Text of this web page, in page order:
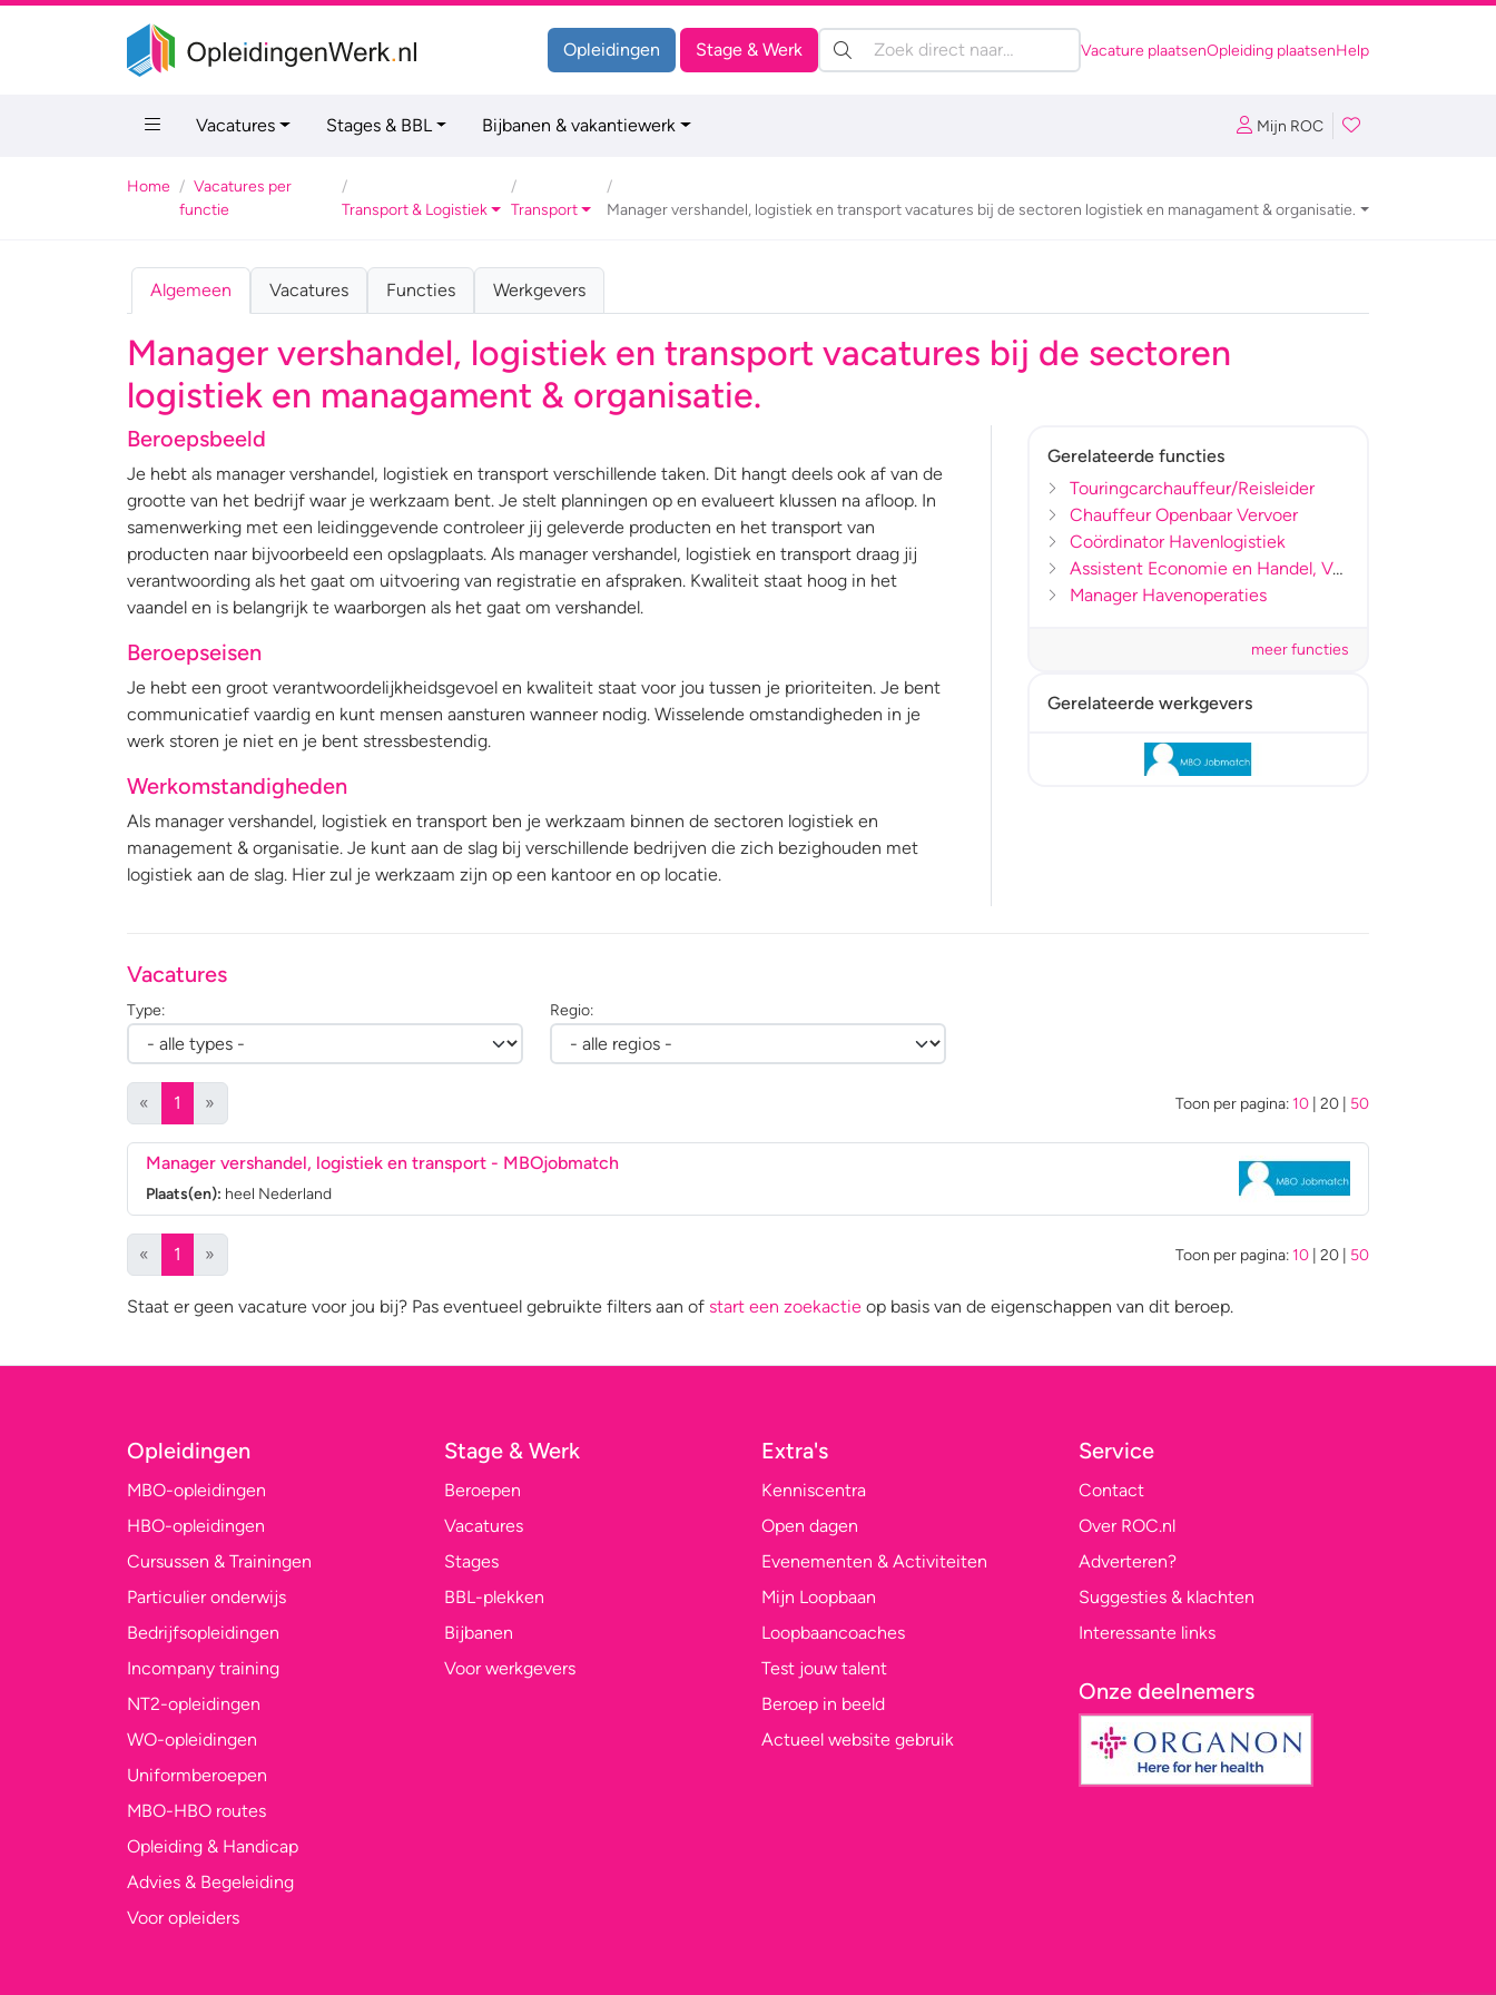
Opleidingen Stage & Werk Zoeken: Vacature plaatsenOpleiding plaatsenHelp
Vacatures Stages & BBL Bijbanen & vakantiewerk Mijn ROC
Home
Vacatures per
functie
Transport & Logistiek Transport Manager vershandel, logistiek en transport vacatures bij de sectoren logistiek en managament & organisatie.
Algemeen Vacatures Functies Werkgevers
Manager vershandel, logistiek en transport vacatures bij de sectoren
logistiek en managament & organisatie.
Beroepsbeeld
Je hebt als manager vershandel, logistiek en transport verschillende taken. Dit hangt deels ook af van de
grootte van het bedrijf waar je werkzaam bent. Je stelt planningen op en evalueert klussen na afloop. In
samenwerking met een leidinggevende controleer jij geleverde producten en het transport van
producten naar bijvoorbeeld een opslagplaats. Als manager vershandel, logistiek en transport draag jij
verantwoording als het gaat om uitvoering van registratie en afspraken. Kwaliteit staat hoog in het
vaandel en is belangrijk te waarborgen als het gaat om vershandel.
Beroepseisen
Je hebt een groot verantwoordelijkheidsgevoel en kwaliteit staat voor jou tussen je prioriteiten. Je bent
communicatief vaardig en kunt mensen aansturen wanneer nodig. Wisselende omstandigheden in je
werk storen je niet en je bent stressbestendig.
Werkomstandigheden
Als manager vershandel, logistiek en transport ben je werkzaam binnen de sectoren logistiek en
management & organisatie. Je kunt aan de slag bij verschillende bedrijven die zich bezighouden met
logistiek aan de slag. Hier zul je werkzaam zijn op een kantoor en op locatie.
Gerelateerde functies
Touringcarchauffeur/Reisleider
Chauffeur Openbaar Vervoer
Coördinator Havenlogistiek
Assistent Economie en Handel, Voedsel en Leefomgeving, Techniek, Zorg en Welzijn
Manager Havenoperaties
meer functies
Gerelateerde werkgevers
Vacatures
Type: Regio:
« 1 (huidige)
» Toon per pagina: 10 20 50
Manager vershandel, logistiek en transport - MBOjobmatch
Plaats(en): heel Nederland
« 1 (huidige)
» Toon per pagina: 10 20 50
Staat er geen vacature voor jou bij? Pas eventueel gebruikte filters aan of start een zoekactie op basis van de eigenschappen van dit beroep.
Opleidingen
MBO-opleidingen
HBO-opleidingen
Cursussen & Trainingen
Particulier onderwijs
Bedrijfsopleidingen
Incompany training
NT2-opleidingen
WO-opleidingen
Uniformberoepen
MBO-HBO routes
Opleiding & Handicap
Advies & Begeleiding
Voor opleiders
Stage & Werk
Beroepen
Vacatures
Stages
BBL-plekken
Bijbanen
Voor werkgevers
Extra's
Kenniscentra
Open dagen
Evenementen & Activiteiten
Mijn Loopbaan
Loopbaancoaches
Test jouw talent
Beroep in beeld
Actueel website gebruik
Service
Contact
Over ROC.nl
Adverteren?
Suggesties & klachten
Interessante links
Onze deelnemers